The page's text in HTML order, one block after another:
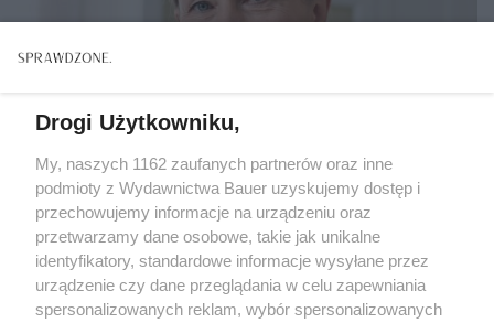
Drogi Użytkowniku,
My, naszych 1162 zaufanych partnerów oraz inne
podmioty z Wydawnictwa Bauer uzyskujemy dostęp i
przechowujemy informacje na urządzeniu oraz
przetwarzamy dane osobowe, takie jak unikalne
identyfikatory, standardowe informacje wysyłane przez
urządzenie czy dane przeglądania w celu zapewniania
spersonalizowanych reklam, wybór spersonalizowanych